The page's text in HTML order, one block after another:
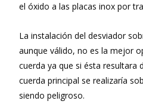
el óxido a las placas inox por
La instalación del desviador
aunque válido, no es la mejor
cuerda ya que si ésta resultara
cuerda principal se realizaría
siendo peligroso.